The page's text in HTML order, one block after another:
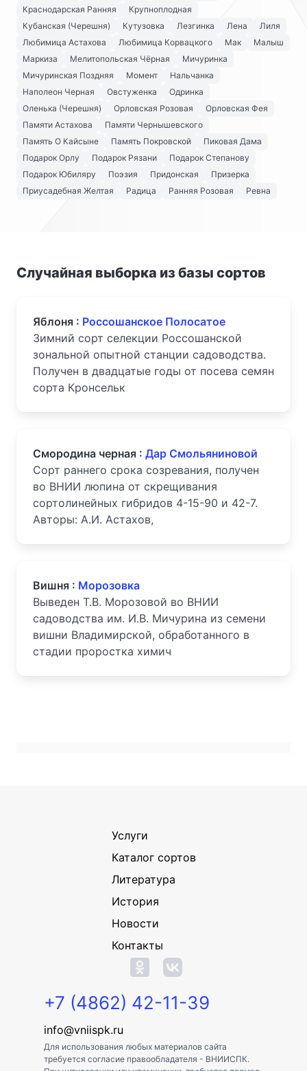
Краснодарская Ранняя
Крупноплодная
Кубанская (Черешня)
Кутузовка Лезгинка Лена
Лиля
Любимица Астахова
Любимица Корвацкого Мак
Малыш
Маркиза
Мелитопольская Чёрная
Мичуринка
Мичуринская Поздняя
Момент
Нальчанка
Наполеон Черная
Овстуженка
Одринка
Оленька (Черешня)
Орловская Розовая
Орловская Фея
Памяти Астахова
Памяти Чернышевского
Память О Кайсыне
Память Покровской
Пиковая Дама
Подарок Орлу
Подарок Рязани
Подарок Степанову
Подарок Юбиляру
Поэзия Придонская
Призерка
Приусадебная Желтая
Радица Ранняя Розовая Ревна
Случайная выборка из базы сортов
Яблоня : Россошанское Полосатое
Зимний сорт селекции Россошанской
зональной опытной станции садоводства.
Получен в двадцатые годы от посева семян
сорта Кронсельк
Смородина черная : Дар Смольяниновой
Сорт раннего срока созревания, получен
во ВНИИ люпина от скрещивания
сортолинейных гибридов 4-15-90 и 42-7.
Авторы: А.И. Астахов,
Вишня : Морозовка
Выведен Т.В. Морозовой во ВНИИ
садоводства им. И.В. Мичурина из семени
вишни Владимирской, обработанного в
стадии проростка химич
Услуги
Каталог сортов
Литература
История
Новости
Контакты
+7 (4862) 42-11-39
info@vniispk.ru
Для использования любых материалов сайта
требуется согласие правообладателя - ВНИИСПК.